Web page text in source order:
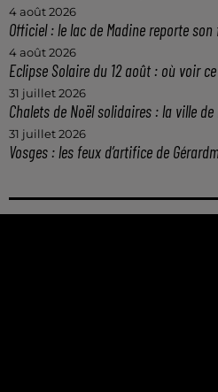
4 août 2026
Officiel : le lac de Madine reporte son
4 août 2026
Eclipse Solaire du 12 août : où voir
31 juillet 2026
Chalets de Noël solidaires : la ville
31 juillet 2026
Vosges : les feux d’artifice de